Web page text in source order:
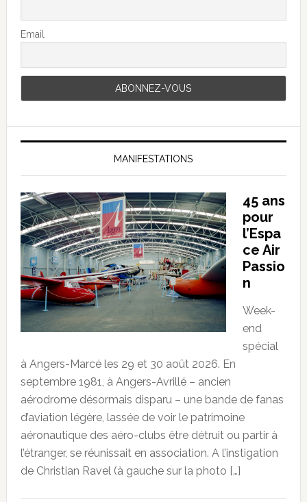
Email
MANIFESTATIONS
45 ans
pour
l’Espa
ce Air
Passio
n
Week-
end
spécial
à Angers-Marcé les 29 et 30 août 2026. En
septembre 1981, à Angers-Avrillé – ancien
aérodrome désormais disparu – une bande de fanas
d’aviation légère, lassée de voir le patrimoine
aéronautique des aéro-clubs être détruit ou partir à
l’étranger, se réunissait en association. A l’instigation
de Christian Ravel (à gauche sur la photo […]